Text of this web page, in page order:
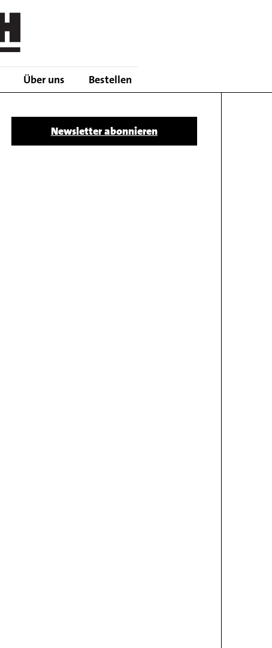
Über uns Bestellen
Newsletter abonnieren